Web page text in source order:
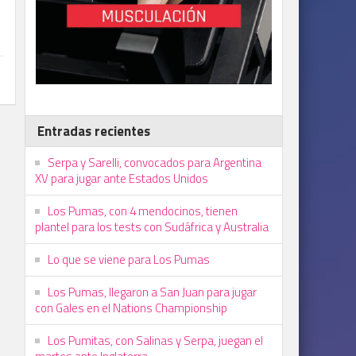
Entradas recientes
Serpa y Sarelli, convocados para Argentina
XV para jugar ante Estados Unidos
Los Pumas, con 4 mendocinos, tienen
plantel para los tests con Sudáfrica y Australia
Lo que se viene para Los Pumas
Los Pumas, llegaron a San Juan para jugar
con Gales en el Nations Championship
Los Pumitas, con Salinas y Serpa, juegan el